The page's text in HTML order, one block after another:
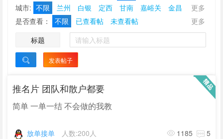
社群营销
地推校推 刷量补量
资源互换
ASO优化刷榜
休闲娱乐 其他分类
贵州
海南 河北 河南 黑龙江 湖北 湖南
吉林
江苏
江西 辽宁 内蒙古 宁夏 青海
四川 天津 西藏 新疆 云南
浙江
重庆
香港 台湾
城市: 不限 兰州 白银 定西 甘南 嘉峪关
金昌
酒泉
临夏 陇南 平凉 庆阳 天水
更多
是否查看：
不限 已查看帖 未查看帖
更多
标题
 发表帖子
推名片 团队和散户都要
简单 一单一结 不会做的我教
放单接单 人数:200人 1185 5